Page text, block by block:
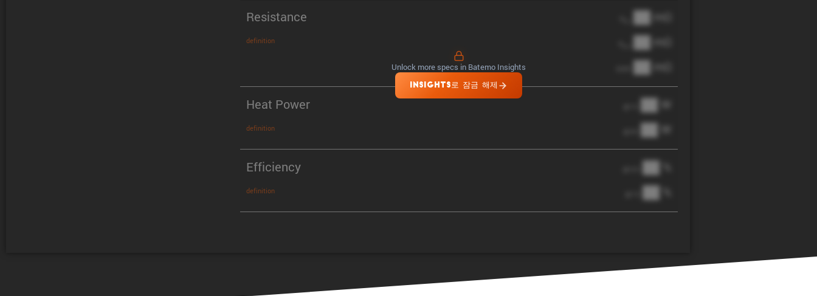
Resistance
definition
██ mΩ
██ mΩ
██ mΩ
Heat Power
definition
██ W
██ W
Efficiency
definition
██ %
██ %
Unlock more specs in Batemo Insights
INSIGHTS로 잠금 해제